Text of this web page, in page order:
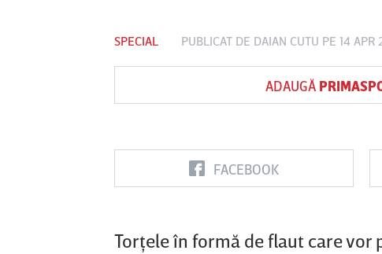
SPECIAL PUBLICAT DE DAIAN CUTU PE 14 APR
ADAUGĂ
FACEBOOK
Torţele în formă de flaut care vor
FC Botoşani
Vs
Corvinul
Hunedoara
Sepsi OSK Sf
Vs